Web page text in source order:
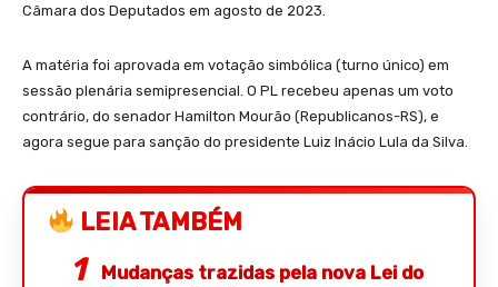
Câmara dos Deputados em agosto de 2023.
A matéria foi aprovada em votação simbólica (turno único) em
sessão plenária semipresencial. O PL recebeu apenas um voto
contrário, do senador Hamilton Mourão (Republicanos-RS), e
agora segue para sanção do presidente Luiz Inácio Lula da Silva.
LEIA TAMBÉM
Mudanças trazidas pela nova Lei do